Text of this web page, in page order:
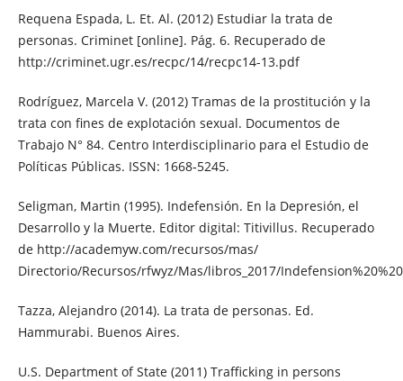
Requena Espada, L. Et. Al. (2012) Estudiar la trata de
personas. Criminet [online]. Pág. 6. Recuperado de
http://criminet.ugr.es/recpc/14/recpc14-13.pdf
Rodríguez, Marcela V. (2012) Tramas de la prostitución y la
trata con fines de explotación sexual. Documentos de
Trabajo N° 84. Centro Interdisciplinario para el Estudio de
Políticas Públicas. ISSN: 1668‐5245.
Seligman, Martin (1995). Indefensión. En la Depresión, el
Desarrollo y la Muerte. Editor digital: Titivillus. Recuperado
de http://academyw.com/recursos/mas/
Directorio/Recursos/rfwyz/Mas/libros_2017/
Tazza, Alejandro (2014). La trata de personas. Ed.
Hammurabi. Buenos Aires.
U.S. Department of State (2011) Trafficking in persons